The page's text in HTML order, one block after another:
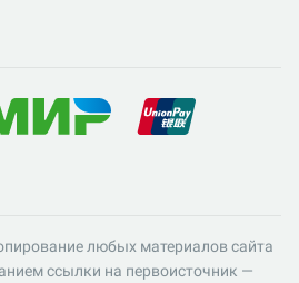
любых материалов сайта
ссылки на первоисточник —